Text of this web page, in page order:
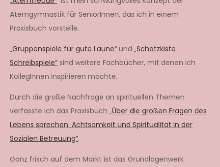
Atemgymnastik für SeniorInnen, das ich in einem
Praxisbuch vorstelle.
„Gruppenspiele für gute Laune“ und „Schatzkiste
Schreibspiele“ sind weitere Fachbücher, mit denen ich
KollegInnen inspirieren möchte.
Durch die große Nachfrage an spirituellen Themen
verfasste ich das Praxisbuch „Über die großen Fragen des
Lebens sprechen. Achtsamkeit und Spiritualität in der
Sozialen Betreuung“.
Ganz frisch auf dem Markt ist das Grundlagenwerk